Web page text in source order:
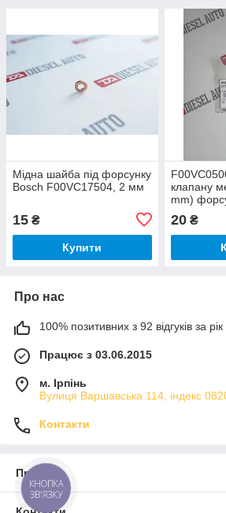
Мідна шайба під форсунку
Bosch F00VC17504, 2 мм
15 ₴
Купити
клапану
mm)
20₴
Про нас
100% позитивних з 92 відгуків за рік
Працює з 03.06.2015
м. Ірпінь
Вулиця Варшавська 114, індекс
Контакти
Про нас
КНОПКА
ЗВ'ЯЗКУ